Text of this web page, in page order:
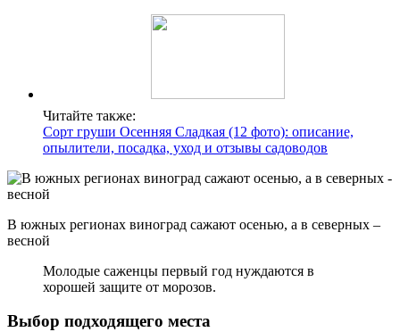
Читайте также:
Сорт груши Осенняя Сладкая (12 фото): описание,
опылители, посадка, уход и отзывы садоводов
В южных регионах виноград сажают осенью, а в северных –
весной
Молодые саженцы первый год нуждаются в
хорошей защите от морозов.
Выбор подходящего места